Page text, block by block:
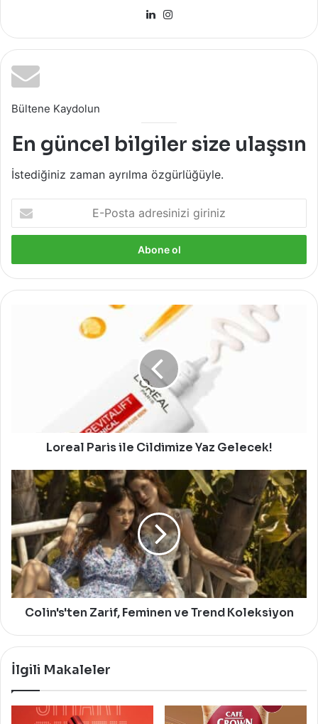
LinkedIn
Bültene Kaydolun
En güncel bilgiler size ulaşsın
İstediğiniz zaman ayrılma özgürlüğüyle.
E-
Posta
adresinizi
Loreal Paris ile Cildimize Yaz Gelecek!
Colin's'ten
Zarif,
Feminen
ve
Trend
Koleksiyon
Colin's'ten Zarif, Feminen ve Trend Koleksiyon
İlgili Makaleler